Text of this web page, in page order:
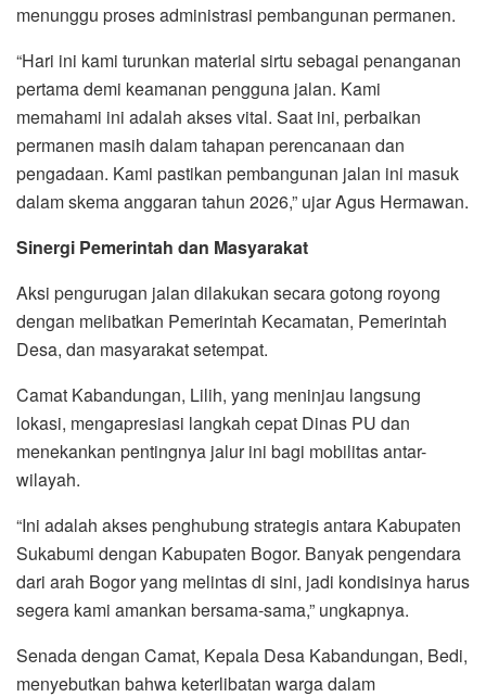
menunggu proses administrasi pembangunan permanen.
“Hari ini kami turunkan material sirtu sebagai penanganan
pertama demi keamanan pengguna jalan. Kami
memahami ini adalah akses vital. Saat ini, perbaikan
permanen masih dalam tahapan perencanaan dan
pengadaan. Kami pastikan pembangunan jalan ini masuk
dalam skema anggaran tahun 2026,” ujar Agus Hermawan.
Sinergi Pemerintah dan Masyarakat
Aksi pengurugan jalan dilakukan secara gotong royong
dengan melibatkan Pemerintah Kecamatan, Pemerintah
Desa, dan masyarakat setempat.
Camat Kabandungan, Lilih, yang meninjau langsung
lokasi, mengapresiasi langkah cepat Dinas PU dan
menekankan pentingnya jalur ini bagi mobilitas antar-
wilayah.
“Ini adalah akses penghubung strategis antara Kabupaten
Sukabumi dengan Kabupaten Bogor. Banyak pengendara
dari arah Bogor yang melintas di sini, jadi kondisinya harus
segera kami amankan bersama-sama,” ungkapnya.
Senada dengan Camat, Kepala Desa Kabandungan, Bedi,
menyebutkan bahwa keterlibatan warga dalam